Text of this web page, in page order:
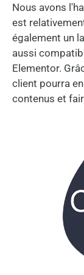
Nous avons
est
également un
aussi
Elementor.
client pourra
contenus et